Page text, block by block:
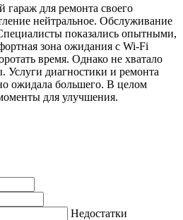
гараж для ремонта своего
нейтральное. Обслуживание
показались опытными,
зона ожидания с Wi-Fi
время. Однако не хватало
Услуги диагностики и ремонта
ожидала большего. В целом
для улучшения.
Недостатки